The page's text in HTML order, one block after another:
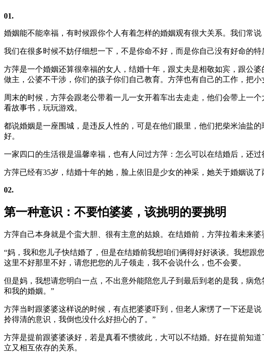
01.
婚姻能不能幸福，有时候跟你个人有着怎样的婚姻观有很大关系。我们常
我们在很多时候不妨仔细想一下，不是你命不好，而是你自己没有好命的特
方萍是一个婚姻还算很幸福的女人，结婚十年，跟丈夫是相敬如宾，跟公
做主，公婆不干涉，你们的孩子你们自己教育。方萍也有自己的工作，把
周末的时候，方萍会跟老公带着一儿一女开着车出去走走，他们会带上一
看故事书，玩玩游戏。
都说婚姻是一座围城，是违反人性的，可是在他们眼里，他们把柴米油盐
好。
一家四口的生活很是温馨幸福，也有人问过方萍：怎么可以在结婚后，还
方萍已经有35岁，结婚十年的她，脸上依旧是少女的神采，她关于婚姻说
02.
第一种意识：不要怕婆婆，该挑明的要挑明
方萍自己本身就是个蛮大胆、很有主意的姑娘。在结婚前，方萍拉着未来婆
“妈，我和您儿子快结婚了，但是在结婚前我想咱们俩得好好谈谈。我想
这里不好那里不好，请您把您的儿子领走，我不会说什么，也不会要。
但是妈，我想请您明白一点，不出意外能陪您儿子到最后到老的是我，病
和我的婚姻。”
方萍当时跟婆婆这样说的时候，有点把婆婆吓到，但老人家愣了一下还是
拎得清的意识，我倒也没什么好担心的了。”
方萍是提前跟婆婆谈好，若是真看不惯彼此，大可以不结婚。好在提前知
立又相互依存的关系。